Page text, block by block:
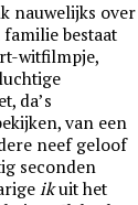
nauwelijks over
bestaat
witfilmpje,
da’s
van een
neef geloof
seconden
ikuit het